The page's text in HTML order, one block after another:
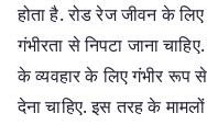
होता है. रोड रेज जीवन के
गंभीरता से निपटा जाना
के व्यवहार के लिए गंभीर रूप से
देना चाहिए. इस तरह के